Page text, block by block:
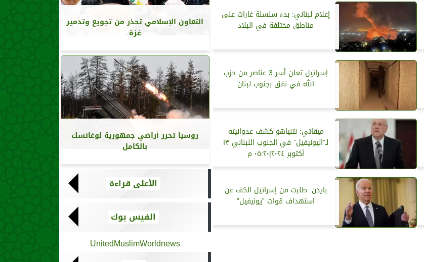
إعلام لبناني: بدء سلسلة غارات على
مناطق مختلفة في البلاد
إسرائيل تعلن أسر 3 عناصر من حزب
الله في نفق بجنوب لبنان
ميقاتي: نتنياهو كشف عدوانيته
لـ”اليونيفيل” في الجنوب اللبناني ١٣
أكتوبر ٢٠٢٤|٠٥:٢٠ م
بايدن: طلبت من إسرائيل الكف عن
استهداف قوات ”يونيفيل”
التعاون الإسلامي تحذر من تجويع وتدمير
غزة
روسيا تحرر أراضي جمهورية لوغانسك
بالكامل
الأعلى قراءة
الفيس بوك
UnitedMuslimWorldnews